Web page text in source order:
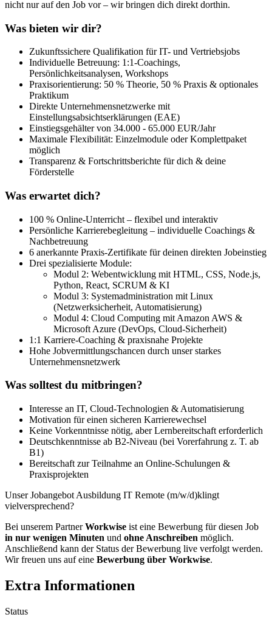
nicht nur auf den Job vor – wir bringen dich direkt dorthin.
Was bieten wir dir?
Zukunftssichere Qualifikation für IT- und Vertriebsjobs
Individuelle Betreuung: 1:1-Coachings,
Persönlichkeitsanalysen, Workshops
Praxisorientierung: 50 % Theorie, 50 % Praxis & optionales
Praktikum
Direkte Unternehmensnetzwerke mit
Einstellungsabsichtserklärungen (EAE)
Einstiegsgehälter von 34.000 - 65.000 EUR/Jahr
Maximale Flexibilität: Einzelmodule oder Komplettpaket
möglich
Transparenz & Fortschrittsberichte für dich & deine
Förderstelle
Was erwartet dich?
100 % Online-Unterricht – flexibel und interaktiv
Persönliche Karrierebegleitung – individuelle Coachings &
Nachbetreuung
6 anerkannte Praxis-Zertifikate für deinen direkten Jobeinstieg
Drei spezialisierte Module:
Modul 2: Webentwicklung mit HTML, CSS, Node.js,
Python, React, SCRUM & KI
Modul 3: Systemadministration mit Linux
(Netzwerksicherheit, Automatisierung)
Modul 4: Cloud Computing mit Amazon AWS &
Microsoft Azure (DevOps, Cloud-Sicherheit)
1:1 Karriere-Coaching & praxisnahe Projekte
Hohe Jobvermittlungschancen durch unser starkes
Unternehmensnetzwerk
Was solltest du mitbringen?
Interesse an IT, Cloud-Technologien & Automatisierung
Motivation für einen sicheren Karrierewechsel
Keine Vorkenntnisse nötig, aber Lernbereitschaft erforderlich
Deutschkenntnisse ab B2-Niveau (bei Vorerfahrung z. T. ab
B1)
Bereitschaft zur Teilnahme an Online-Schulungen &
Praxisprojekten
Unser Jobangebot Ausbildung IT Remote (m/w/d)klingt
vielversprechend?
Bei unserem PartnerWorkwise ist eine Bewerbung für diesen Job
in nur wenigen Minuten und ohne Anschreiben möglich.
Anschließend kann der Status der Bewerbung live verfolgt werden.
Wir freuen uns auf eine Bewerbung über Workwise.
Extra Informationen
Status